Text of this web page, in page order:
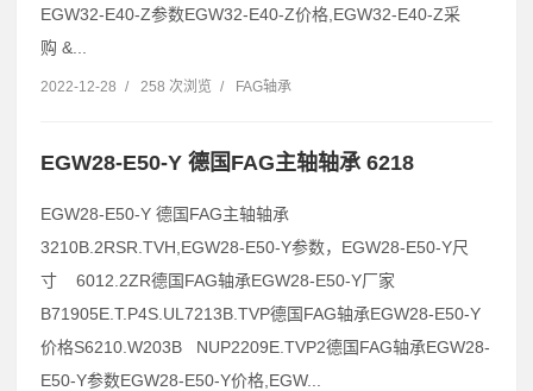
EGW32-E40-Z参数EGW32-E40-Z价格,EGW32-E40-Z采
购 &...
2022-12-28 / 258 次浏览 / FAG轴承
EGW28-E50-Y 德国FAG主轴轴承 6218
EGW28-E50-Y 德国FAG主轴轴承
3210B.2RSR.TVH,EGW28-E50-Y参数，EGW28-E50-Y尺
寸 6012.2ZR德国FAG轴承EGW28-E50-Y厂家
B71905E.T.P4S.UL7213B.TVP德国FAG轴承EGW28-E50-Y
价格S6210.W203B NUP2209E.TVP2德国FAG轴承EGW28-
E50-Y参数EGW28-E50-Y价格,EGW...